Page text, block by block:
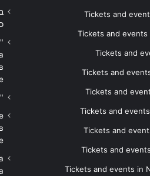
Tickets and
Tickets and events
Tickets and
Tickets and
Tickets and
Tickets and
Tickets and
Tickets and
Tickets and events in
"Песняры — Pesniary" в Израиле